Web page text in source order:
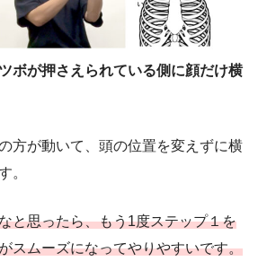
ボが押さえられている側に顔だけ横
方が動いて、頭の位置を変えずに横
。
と思ったら、もう1度ステップ１を
スムーズになってやりやすいです。